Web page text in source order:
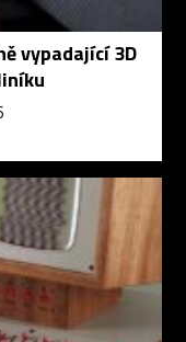
vypadající 3D